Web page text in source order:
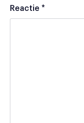
Reactie *